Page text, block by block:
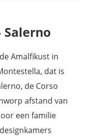
Amalfikust in
dat is
de Corso
afstand van
een familie